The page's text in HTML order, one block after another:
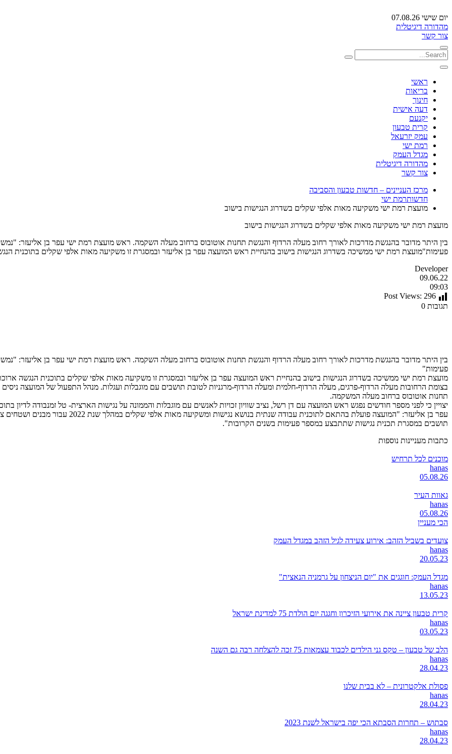
יום שישי 07.08.26
מהדורה דיגיטלית
צור קשר
ראשי
בריאות
חינוך
דעה אישית
יקנעם
קרית טבעון
עמק יזרעאל
רמת ישי
מגדל העמק
מהדורה דיגיטלית
צור קשר
מרכז העניינים – חדשות טבעון והסביבה
חדשותרמת ישי
מועצת רמת ישי משקיעה מאות אלפי שקלים בשדרוג הנגישות בישוב
מועצת רמת ישי משקיעה מאות אלפי שקלים בשדרוג הנגישות בישוב
בין היתר מדובר בהנגשת מדרכות לאורך רחוב מעלה הרדוף והנגשת תחנות אוטובוס ברחוב מעלה השקמה. ראש מועצת רמת ישי עפר בן אליעזר:
פעימות"מועצת רמת ישי ממשיכה בשדרוג הנגישות בישוב בהנחיית ראש המועצה עפר בן אליעזר ובמסגרת זו משקיעה מאות אלפי שקלים בתוכנית
Developer
09.06.22
09:03
Post Views: 296
תגובות 0
בין היתר מדובר בהנגשת מדרכות לאורך רחוב מעלה הרדוף והנגשת תחנות אוטובוס ברחוב מעלה השקמה. ראש מועצת רמת ישי עפר בן אליעזר:
פעימות"
מועצת רמת ישי ממשיכה בשדרוג הנגישות בישוב בהנחיית ראש המועצה עפר בן אליעזר ובמסגרת זו משקיעה מאות אלפי שקלים בתוכנית הנגשה
בצומת הרחובות מעלה הרדוף-פרגים, מעלה הרדוף-חלמית ומעלה הרדוף-מרגניות לטובת תושבים עם מוגבלות ועגלות. מנהל התפעול של המועצה
תחנות אוטובוס ברחוב מעלה המשקמה.
יצויין כי לפני מספר חודשים נפגש ראש המועצה עם דן רשל, נציב שוויון זכויות לאנשים עם מוגבלות והממונה על נגישות הארצית- טל זמנבודה לדיון
עפר בן אליעזר: "המועצה פועלת בהתאם לתוכנית
תושבים במסגרת תכנית נגישות שתתבצע במספר פעימות בשנים הקרובות".
כתבות מעניינות נוספות
מוכנים לכל תרחיש
hanas
05.08.26
גאוות העיר
hanas
05.08.26
הכי מעניין
צועדים בשביל הזהב: אירוע צעידה לגיל הזהב במגדל העמק
hanas
20.05.23
מגדל העמק: חוגגים את "יום הניצחון על גרמניה הנאצית"
hanas
13.05.23
קרית טבעון ציינה את אירועי הזיכרון וחגגה יום הולדת 75 למדינת ישראל
hanas
03.05.23
הלב של טבעון – טקס גני הילדים לכבוד עצמאות 75 זכה להצלחה רבה גם השנה
hanas
28.04.23
פסולת אלקטרונית – לא בבית שלנו
hanas
28.04.23
סבתוש – תחרות הסבתא הכי יפה בישראל לשנת 2023
hanas
28.04.23